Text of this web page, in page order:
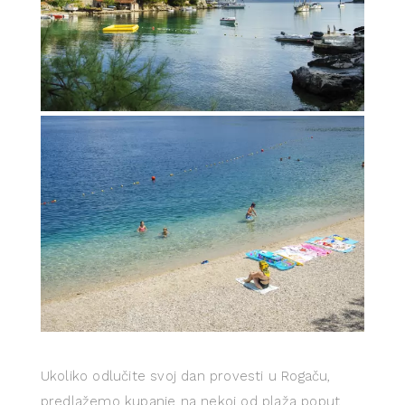
Ukoliko odlučite svoj dan provesti u Rogaču,
predlažemo kupanje na nekoj od plaža poput